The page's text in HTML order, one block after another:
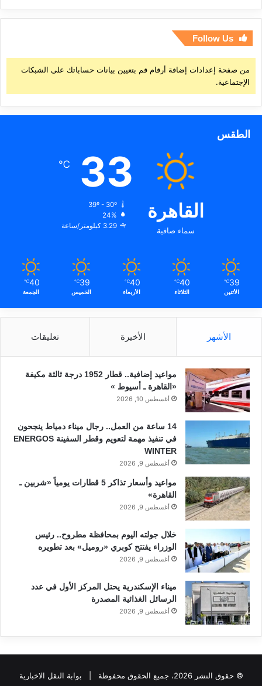
Follow Us
من صفحة إعدادات إضافة أرقام قم بتعيين بيانات حساباتك على الشبكات
الإجتماعية.
الطقس
القاهرة
سماء صافية
33
℃
39º - 30º
24%
3.29 كيلومتر/ساعة
39
℃
الأثنين
40
℃
الثلاثاء
40
℃
الأربعاء
39
℃
الخميس
40
℃
الجمعة
الأشهر الأخيرة تعليقات
مواعيد إضافية.. قطار 1952 درجة ثالثة مكيفة
«القاهرة ـ أسيوط »
أغسطس 10, 2026
14 ساعة من العمل.. رجال ميناء دمياط ينجحون
في تنفيذ مهمة لتعويم وقطر السفينة ENERGOS
WINTER
أغسطس 9, 2026
مواعيد وأسعار تذاكر 5 قطارات يومياً «شربين ـ
القاهرة»
أغسطس 9, 2026
خلال جولته اليوم بمحافظة مطروح.. رئيس
الوزراء يفتتح كوبري «روميل» بعد تطويره
أغسطس 9, 2026
ميناء الإسكندرية يحتل المركز الأول في عدد
الرسائل الغذائية المصدرة
أغسطس 9, 2026
© حقوق النشر 2026، جميع الحقوق محفوظة | بوابة النقل الاخبارية